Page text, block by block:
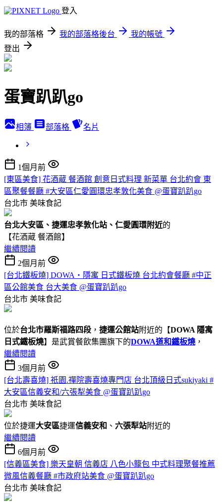
登入
我的部落格 我的部落格後台
我的帳號
登出
蛋寶趴趴go
相簿 部落格 名片
1個月前
[東區美食] 花酒蔵 餐酒館 創意日式料理 新菜單 台北約會 東
區聚餐餐廳 #大安區仁愛圓環忠孝敦化美食 @蛋寶趴趴go
台北市 美味食記
台北大安區、捷運忠孝敦化站、仁愛圓環附近的
【花酒蔵 餐酒館】
繼續閱讀
2個月前
[台北鐵板燒] DOWA・隱寓 日式鐵板燒 台北約會餐廳 #中正
區公館美食 台大美食 @蛋寶趴趴go
台北市 美味食記
位於台北市羅斯福路四段 ， 捷運公館站附近的【DOWA 隱寓
日式鐵板燒】是武賞餐飲集團旗下的DOWA道和鐵板燒 ，
繼續閱讀
3個月前
[台北壽喜燒] 祇園.禪院壽喜燒專門店 台北頂級日式sukiyaki #
大安區信義安和/六張犁美食 @蛋寶趴趴go
台北市 美味食記
位於捷運大安區捷運信義安和 、 六張犁站附近的
繼續閱讀
6個月前
[信義區美食] 樂天皇朝 信義店 八色小籠包 中式料理聚餐推薦
微風信義餐廳 #市政府站美食 @蛋寶趴趴go
台北市 美味食記